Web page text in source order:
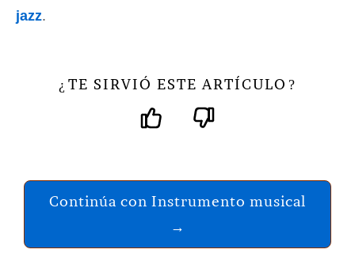
jazz.
¿ TE SIRVIÓ ESTE ARTÍCULO ?
Continúa con Instrumento musical
→